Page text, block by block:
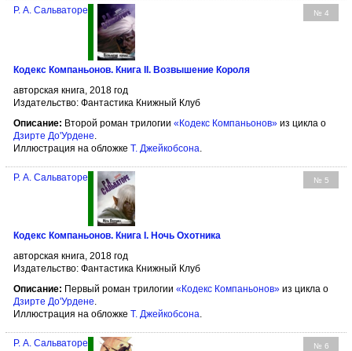
№ 4
Р. А. Сальваторе
Кодекс Компаньонов. Книга II. Возвышение Короля
авторская книга, 2018 год
Издательство: Фантастика Книжный Клуб
Описание: Второй роман трилогии «Кодекс Компаньонов» из цикла о
Дзирте До'Урдене.
Иллюстрация на обложке Т. Джейкобсона.
№ 5
Р. А. Сальваторе
Кодекс Компаньонов. Книга I. Ночь Охотника
авторская книга, 2018 год
Издательство: Фантастика Книжный Клуб
Описание: Первый роман трилогии «Кодекс Компаньонов» из цикла о
Дзирте До'Урдене
Иллюстрация на обложке Т. Джейкобсона
№ 6
Р. А. Сальваторе